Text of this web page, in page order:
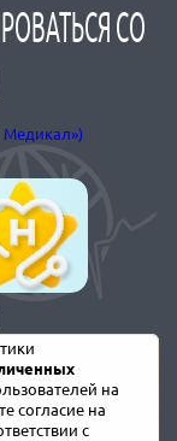
СО
Медикал»)
на
согласие на
с